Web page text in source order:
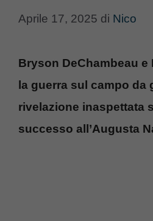
Aprile 17, 2025 di Nico
Bryson DeChambeau e
la guerra sul campo da
rivelazione inaspettata
successo all’Augusta